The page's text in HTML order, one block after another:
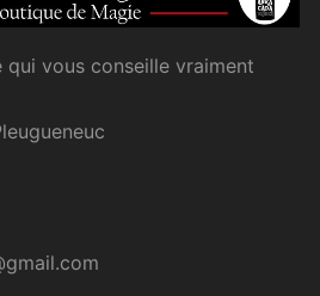
vous conseille vraiment